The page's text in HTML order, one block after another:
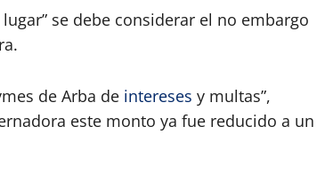
se debe considerar el no embargo
de Arba de intereses y multas”,
este monto ya fue reducido a un